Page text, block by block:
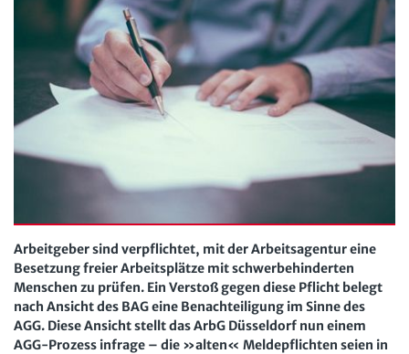
Der Personalrat
Computer und Arbeit
Gute Arbeit
Arbeitsschutz und Mitbestimmung
Arbeit und Recht
Soziales Recht
Digitales Arbeits- und Sozialrecht
Betriebsratswissen online
Beschäftigtendatenschutz online
Personalratswissen online
Arbeitszeit online
Software
Newsletter
Bund SHOP
Abo
mein Bund-Online
Presse Interne Meldestelle Verträge kündigen
Hilfe
Datenschutz
AGB Impressum
Kontakt
Erklärung zur Barrierefreiheit
Widerruf
Widerrufsrecht
Verlag
Karriere Buchhandel
Arbeitgeber sind verpflichtet, mit der Arbeitsagentur eine
Besetzung freier Arbeitsplätze mit schwerbehinderten
Menschen zu prüfen. Ein Verstoß gegen diese Pflicht belegt
nach Ansicht des BAG eine Benachteiligung im Sinne des
AGG. Diese Ansicht stellt das ArbG Düsseldorf nun einem
AGG-Prozess infrage – die »alten« Meldepflichten seien in